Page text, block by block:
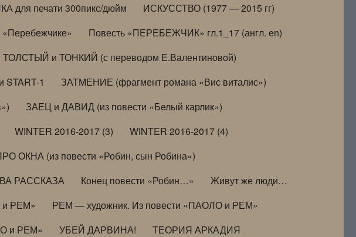
для печати 300пикс/дюйм
ИСКУССТВО (1977 — 2015 гг)
Повесть «ПЕРЕБЕЖЧИК» гл.1_17 (англ. en)
ТОЛСТЫЙ и ТОНКИЙ (с переводом Е.Валентиновой)
START-1
ЗАТМЕНИЕ (фрагмент романа «Вис виталис»)
ЗАЕЦ и ДАВИД (из повести «Белый карлик»)
WINTER 2016-2017 (3)
WINTER 2016-2017 (4)
ОКНА (из повести «Робин, сын Робина»)
РАССКАЗА Конец повести «Робин…»
Живут же люди…
и РЕМ»
РЕМ — художник. Из повести «ПАОЛО и РЕМ»
и РЕМ» УБЕЙ ДАРВИНА!
ТЕОРИЯ АРКАДИЯ